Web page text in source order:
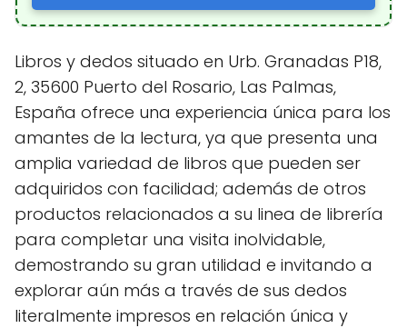
Libros y dedos situado en Urb. Granadas P18,
2, 35600 Puerto del Rosario, Las Palmas,
España ofrece una experiencia única para los
amantes de la lectura, ya que presenta una
amplia variedad de libros que pueden ser
adquiridos con facilidad; además de otros
productos relacionados a su linea de librería
para completar una visita inolvidable,
demostrando su gran utilidad e invitando a
explorar aún más a través de sus dedos
literalmente impresos en relación única y